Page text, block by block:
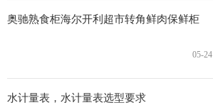
奥驰熟食柜海尔开利超市转角鲜肉保鲜柜
05-24
水计量表，水计量表选型要求